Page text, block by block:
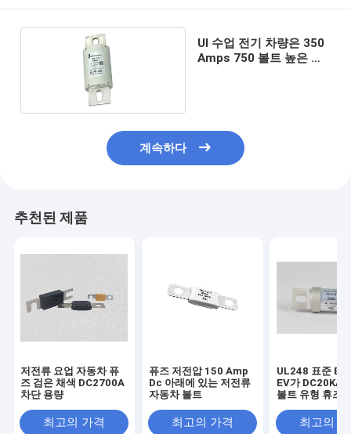
Ul 수업 전기 차량은 350
Amps 750 볼트 높은 차
계속하다
추천된 제품
저전류 요업 자동차 퓨
즈 검은 채색 DC2700A
차단 용량
최고의 가격
퓨즈 저전압 150 Amp
Dc 아래에 있는 저전류
자동차 볼트
최고의 가격
UL248 표준 EV
EV가 DC20KA
볼트 유형 휴즈
최고의